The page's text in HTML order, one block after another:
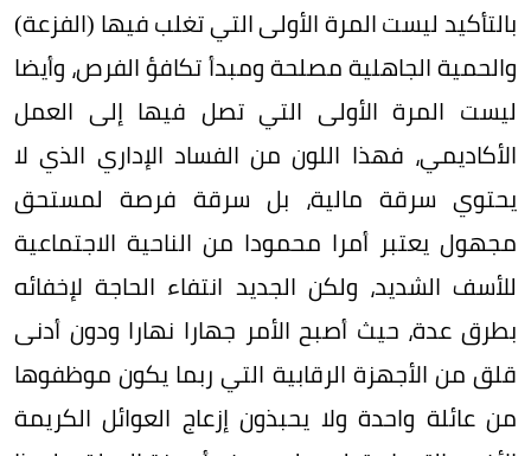
بالتأكيد ليست المرة الأولى التي تغلب فيها (الفزعة)
والحمية الجاهلية مصلحة ومبدأ تكافؤ الفرص، وأيضا
ليست المرة الأولى التي تصل فيها إلى العمل
الأكاديمي، فهذا اللون من الفساد الإداري الذي لا
يحتوي سرقة مالية، بل سرقة فرصة لمستحق
مجهول يعتبر أمرا محمودا من الناحية الاجتماعية
للأسف الشديد، ولكن الجديد انتفاء الحاجة لإخفائه
بطرق عدة، حيث أصبح الأمر جهارا نهارا ودون أدنى
قلق من الأجهزة الرقابية التي ربما يكون موظفوها
من عائلة واحدة ولا يحبذون إزعاج العوائل الكريمة